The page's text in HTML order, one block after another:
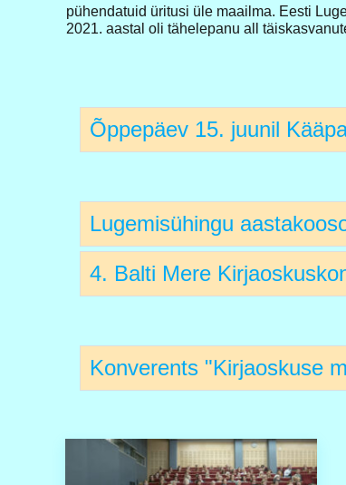
pühendatuid üritusi üle maailma. Eesti
2021. aastal oli tähelepanu all
Õppepäev 15. juunil
Lugemisühingu
4. Balti Mere
Konverents "Kirjaoskuse